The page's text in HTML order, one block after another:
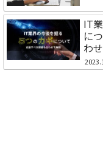
IT
に
わ